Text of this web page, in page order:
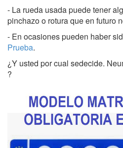
- La rueda usada puede tener
pinchazo o rotura que en futuro
- En ocasiones pueden haber
Prueba.
¿Y usted por cual sedecide.
?